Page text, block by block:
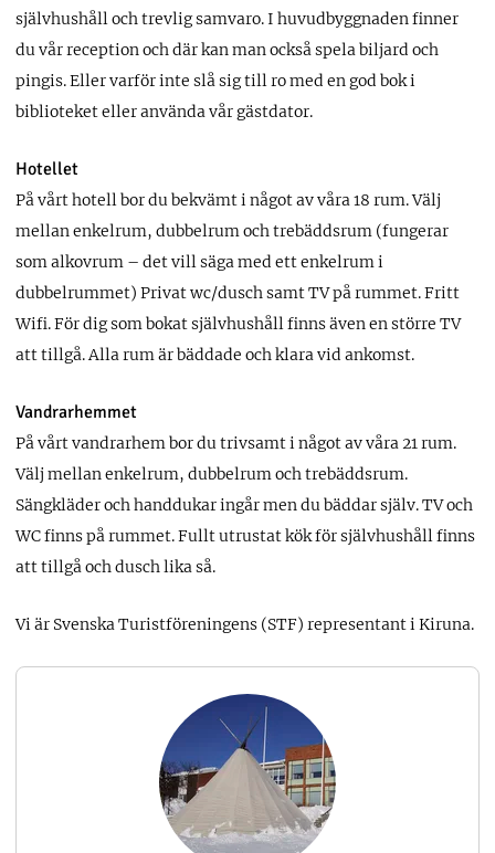
självhushåll och trevlig samvaro. I huvudbyggnaden finner
du vår reception och där kan man också spela biljard och
pingis. Eller varför inte slå sig till ro med en god bok i
biblioteket eller använda vår gästdator.
Hotellet
På vårt hotell bor du bekvämt i något av våra 18 rum. Välj
mellan enkelrum, dubbelrum och trebäddsrum (fungerar
som alkovrum – det vill säga med ett enkelrum i
dubbelrummet) Privat wc/dusch samt TV på rummet. Fritt
Wifi. För dig som bokat självhushåll finns även en större TV
att tillgå. Alla rum är bäddade och klara vid ankomst.
Vandrarhemmet
På vårt vandrarhem bor du trivsamt i något av våra 21 rum.
Välj mellan enkelrum, dubbelrum och trebäddsrum.
Sängkläder och handdukar ingår men du bäddar själv. TV och
WC finns på rummet. Fullt utrustat kök för självhushåll finns
att tillgå och dusch lika så.
Vi är Svenska Turistföreningens (STF) representant i Kiruna.